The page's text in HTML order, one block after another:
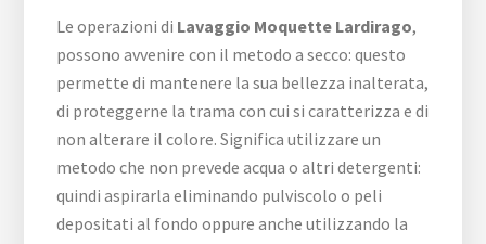
Le operazioni di Lavaggio Moquette Lardirago,
possono avvenire con il metodo a secco: questo
permette di mantenere la sua bellezza inalterata,
di proteggerne la trama con cui si caratterizza e di
non alterare il colore. Significa utilizzare un
metodo che non prevede acqua o altri detergenti:
quindi aspirarla eliminando pulviscolo o peli
depositati al fondo oppure anche utilizzando la